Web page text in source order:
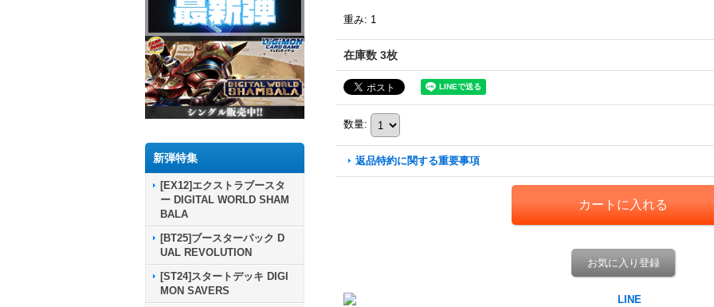
新弾特集
[EX12]エクストラブースタ
ー DIGITAL WORLD SHAM
BALA
[BT25]ブースターパック D
UAL REVOLUTION
[ST24]スタートデッキ DIGI
MON SAVERS
重み: 1
在庫数 3枚
数量:
返品特約に関する重要事項
お気に入り登録